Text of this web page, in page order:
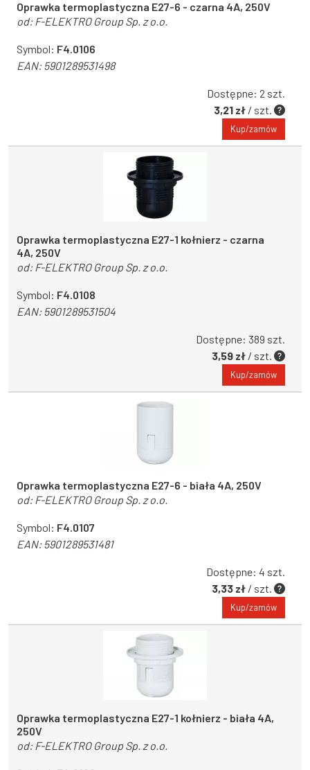
Oprawka termoplastyczna E27-6 - czarna 4A, 250V
od: F-ELEKTRO Group Sp. z o.o.
Symbol: F4.0106
EAN:5901289531498
Dostępne: 2 szt.
3,21 zł / szt.
Kup/zamów
Oprawka termoplastyczna E27-1 kołnierz - czarna
4A, 250V
od: F-ELEKTRO Group Sp. z o.o.
Symbol: F4.0108
EAN:5901289531504
Dostępne: 389 szt.
3,59 zł / szt.
Kup/zamów
Oprawka termoplastyczna E27-6 - biała 4A, 250V
od: F-ELEKTRO Group Sp. z o.o.
Symbol: F4.0107
EAN:5901289531481
Dostępne: 4 szt.
3,33 zł / szt.
Kup/zamów
Oprawka termoplastyczna E27-1 kołnierz - biała 4A,
250V
od: F-ELEKTRO Group Sp. z o.o.